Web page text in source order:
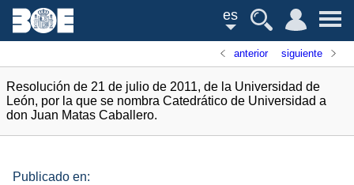
es
anterior siguiente
Resolución de 21 de julio de 2011, de la Universidad de
León, por la que se nombra Catedrático de Universidad a
don Juan Matas Caballero.
Publicado en: